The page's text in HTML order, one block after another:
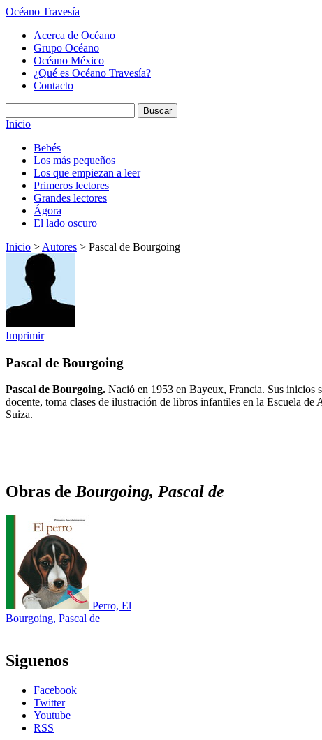
Océano Travesía
Acerca de Océano
Grupo Océano
Océano México
¿Qué es Océano Travesía?
Contacto
Inicio
Bebés
Los más pequeños
Los que empiezan a leer
Primeros lectores
Grandes lectores
Ágora
El lado oscuro
Inicio > Autores > Pascal de Bourgoing
Imprimir
Pascal de Bourgoing
Pascal de Bourgoing. Nació en 1953 en Bayeux, Francia. Sus inicios
docente, toma clases de ilustración de libros infantiles en la Escuela
Suiza.
Obras deBourgoing, Pascal de
Perro, El
Bourgoing, Pascal de
Siguenos
Facebook
Twitter
Youtube
RSS